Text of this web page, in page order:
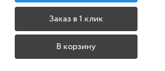
Заказ в 1 клик
В корзину